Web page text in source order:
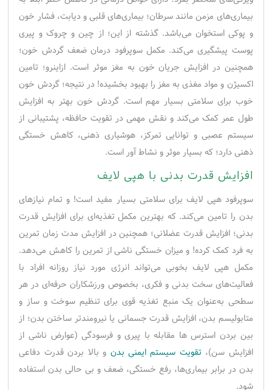
بیماری‌های مزمن مانند سرطان؛ بیماری‌های قلبی و دیابت، فشار خون
و پوکی استخوان می‌باشد. گذشته از این؛ از چین و چروک و پیری
پوست پیشگیری می‌کند. مکمل سوپرفود درمان ضعف گردش خون؛
همچنین در افزایش جریان خون به مغز موثر است. ازاینرو؛ تامین
اکسیژن و مواد مغذی به مغز را بهبود بخشیده! در نتیجه؛ گردش خون
خوب برای سلامتی بسیار مهم است. گردش خون بهتر به افزایش
طول عمر کمک می‌کند و نقش مهمی در تقویت حافظه، پشتیبانی از
سیستم عصبی و توانایی تمرکز، هوشیاری ذهنی، کاهش خستگی
ذهنی دارد؛ که بسیار موثر و نشاط آور است.
افزایش قدرت بدنی با هپی لایف
سوپرفود هپی لایف برای سلامتی بسیار مفید است! و تمام نیازهای
بدن را تامین می‌کند. که بهترین مكمل تغذیه‌ای برای افزایش قدرت
بدنی؛ افزایش قدرت عضلانی؛ همچنین در افزایش مدت‌ زمان تمرین
به فرد کمک کرده! و میزان خستگی ناشی از تمرین را کاهش می‌دهد.
مکمل هپی لایف بخوبی می‌تواند انرژی مورد نیاز روزانه افراد با
فعالیت‌های سخت بدنی و فکری، بخصوص ورزشکاران حرفه‌ای در هر
سطحی به‌عنوان یک منبع تغذیه قوی برای تنظیم سوخت و ساز و
متابولیسم بدن، افزایش قدرت جسمانی یا نیرومندتر ساختن بدن؛ از
بین بردن استرس ها مقابله با پیری و فرسودگی (عوارض ناشی از
افزایش سن)، تقویت سیستم ایمنی بدن و بالا بردن قدرت دفاعی
بدن در برابر بیماری‌ها، رفع خستگی، ضعف و بی حالی بدن استفاده
شود.